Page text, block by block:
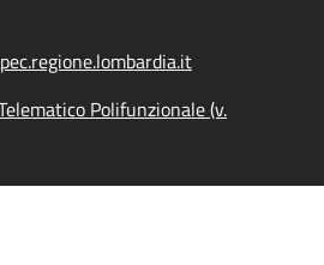
Polifunzionale (v.